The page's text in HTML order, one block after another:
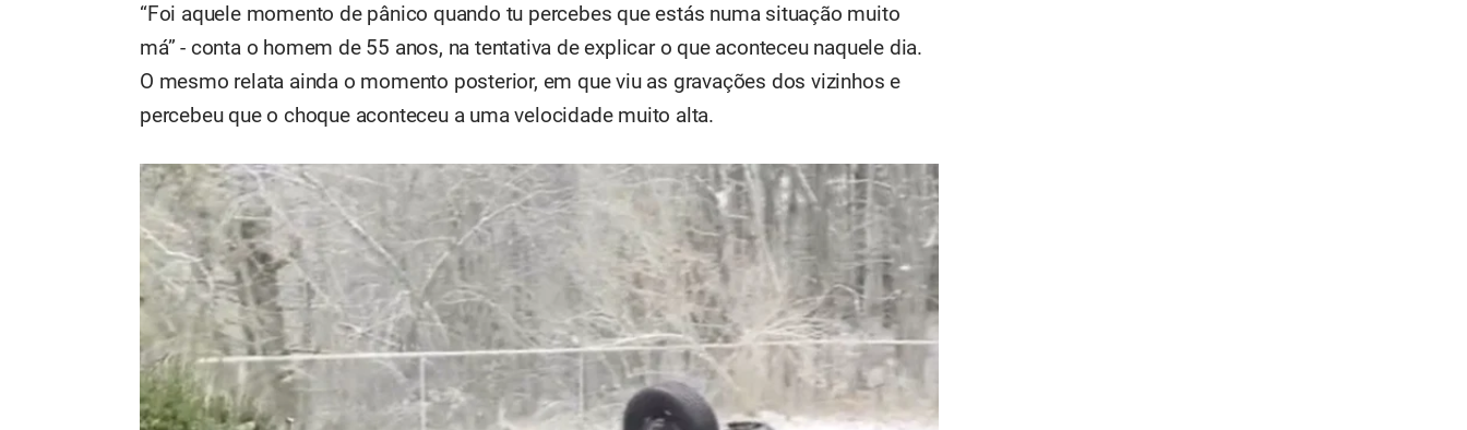
“Foi aquele momento de pânico quando tu percebes que estás numa situação muito
má” - conta o homem de 55 anos, na tentativa de explicar o que aconteceu naquele dia.
O mesmo relata ainda o momento posterior, em que viu as gravações dos vizinhos e
percebeu que o choque aconteceu a uma velocidade muito alta.